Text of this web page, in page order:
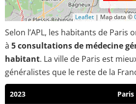
Leaflet | Map data ©
Selon l’APL, les habitants de Paris
à 5 consultations de médecine
habitant. La ville de Paris est
généralistes que le reste de la
2023 Paris